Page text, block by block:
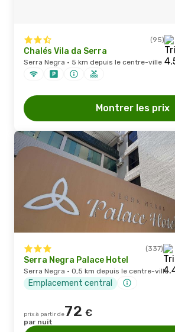
(95)
Chalés Vila da Serra
Serra Negra · 5 km depuis le centre-ville
Montrer les prix
(337)
Serra Negra Palace Hotel
Serra Negra · 0,5 km depuis le centre-ville
Emplacement central
prix à partir de72 €
par nuit